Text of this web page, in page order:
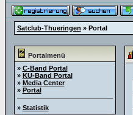
Satclub-Thueringen » Portal
Portalmenü
» C-Band Portal
» KU-Band Portal
» Media Center
» Portal
» Statistik